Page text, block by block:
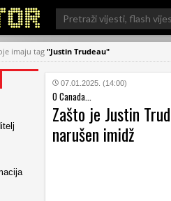
Search
for:
imaju tag "Justin Trudeau"
07.01.2025. (14:00)
O Canada...
Zašto je Justin
narušen imidž